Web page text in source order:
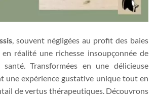
, souvent négligées au profit des baies
réalité une richesse insoupçonnée de
Transformées en une délicieuse
une expérience gustative unique tout en
de vertus thérapeutiques. Découvrons